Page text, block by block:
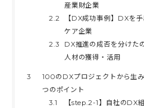
産業財企業
2.2
【DX成功事例】DXを
ケア企業
2.3
DX推進の成否を分けた
人材の獲得・活用
3
100のDXプロジェクトから生
つのポイント
3.1
【step.2-1】自社のDX